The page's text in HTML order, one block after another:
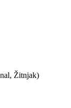
Žitnjak)